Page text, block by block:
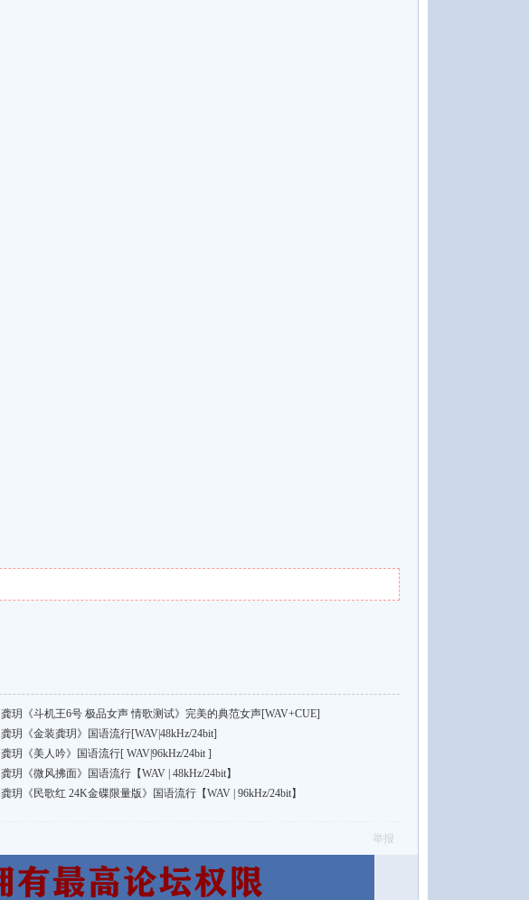
龚玥《斗机王6号 极品女声 情歌测试》完美的典范女声[WAV+CUE]
龚玥《金装龚玥》国语流行[WAV|48kHz/24bit]
龚玥《美人吟》国语流行[ WAV|96kHz/24bit ]
龚玥《微风拂面》国语流行【WAV | 48kHz/24bit】
龚玥《民歌红 24K金碟限量版》国语流行【WAV | 96kHz/24bit】
举报